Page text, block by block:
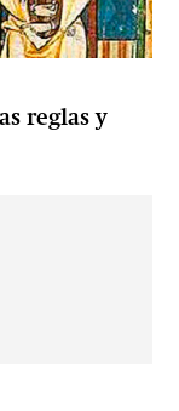
reglas y